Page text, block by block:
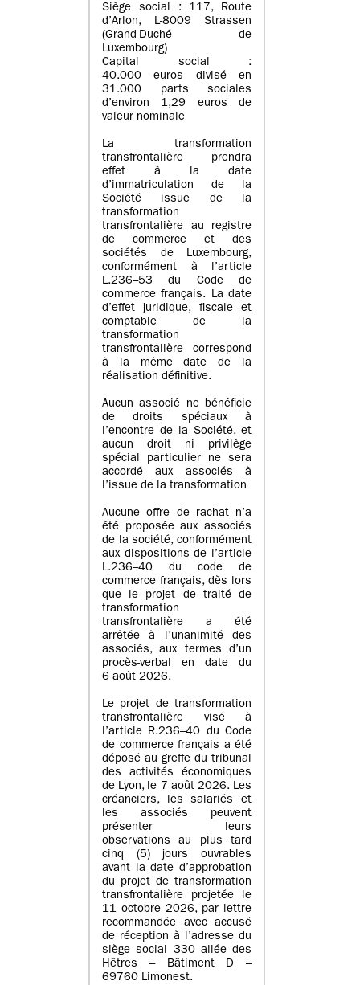
Siège social : 117, Route
d’Arlon, L-8009 Strassen
(Grand-Duché de
Luxembourg)
Capital social :
40.000 euros divisé en
31.000 parts sociales
d’environ 1,29 euros de
valeur nominale
La transformation
transfrontalière prendra
effet à la date
d’immatriculation de la
Société issue de la
transformation
transfrontalière au registre
de commerce et des
sociétés de Luxembourg,
conformément à l’article
L.236–53 du Code de
commerce français. La date
d’effet juridique, fiscale et
comptable de la
transformation
transfrontalière correspond
à la même date de la
réalisation définitive.
Aucun associé ne bénéficie
de droits spéciaux à
l’encontre de la Société, et
aucun droit ni privilège
spécial particulier ne sera
accordé aux associés à
l’issue de la transformation
Aucune offre de rachat n’a
été proposée aux associés
de la société, conformément
aux dispositions de l’article
L.236–40 du code de
commerce français, dès lors
que le projet de traité de
transformation
transfrontalière a été
arrêtée à l’unanimité des
associés, aux termes d’un
procès-verbal en date du
6 août 2026.
Le projet de transformation
transfrontalière visé à
l’article R.236–40 du Code
de commerce français a été
déposé au greffe du tribunal
des activités économiques
de Lyon, le 7 août 2026. Les
créanciers, les salariés et
les associés peuvent
présenter leurs
observations au plus tard
cinq (5) jours ouvrables
avant la date d’approbation
du projet de transformation
transfrontalière projetée le
11 octobre 2026, par lettre
recommandée avec accusé
de réception à l’adresse du
siège social 330 allée des
Hêtres – Bâtiment D –
69760 Limonest.